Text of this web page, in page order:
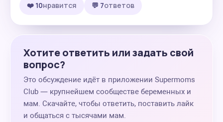
❤️ 10нравится 💬 7ответов
Хотите ответить или задать свой
вопрос?
Это обсуждение идёт в приложении Supermoms
Club — крупнейшем сообществе беременных и
мам. Скачайте, чтобы ответить, поставить лайк
и общаться с тысячами мам.